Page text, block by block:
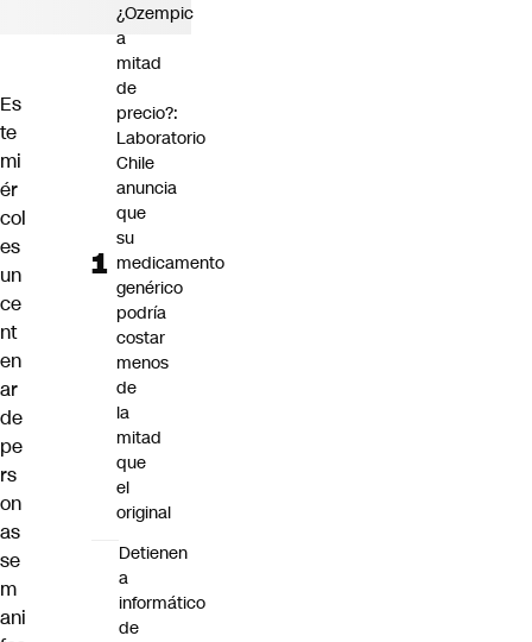
Es
te
mi
ér
col
es
un
ce
nt
en
ar
de
pe
rs
on
as
se
m
ani
¿Ozempic
a
mitad
de
precio?:
Laboratorio
Chile
anuncia
que
su
medicamento
genérico
podría
costar
menos
de
la
mitad
que
el
original
Detienen
a
informático
de